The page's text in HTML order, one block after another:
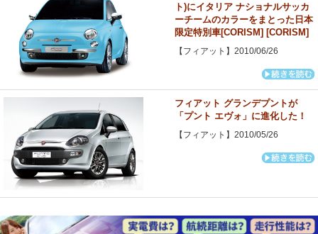
ト)にイタリア ナショナルサッカ
ーチームのカラーをまとった日本
限定特別車[CORISM] [CORISM]
【フィアット】2010/06/26
フィアット グランデプントが
「プント エヴォ」に進化した！
【フィアット】2010/05/26